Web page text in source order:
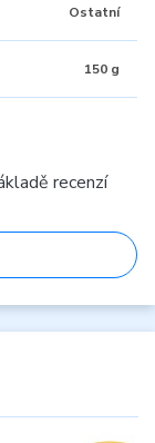
Ostatní
150 g
recenzí